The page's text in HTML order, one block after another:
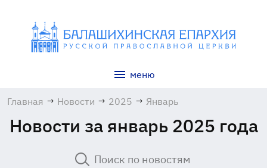
меню
Главная → Новости → 2025 → Январь
Новости за январь 2025 года